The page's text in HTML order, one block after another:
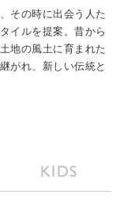
その時に出会う人た
イルを提案。昔から
地の風土に育まれた
がれ、新しい伝統と
KIDS